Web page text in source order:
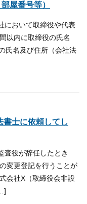
屋番号等）
において取締役や代表
以内に取締役の氏名
氏名及び住所（会社法
士に依頼してし
査役が辞任したとき
変更登記を行うことが
会社X（取締役会非設